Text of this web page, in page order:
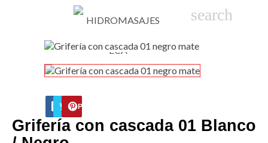
search
FACEBOOK
TWITTER
PINTEREST
Grifería con cascada 01 Blanco